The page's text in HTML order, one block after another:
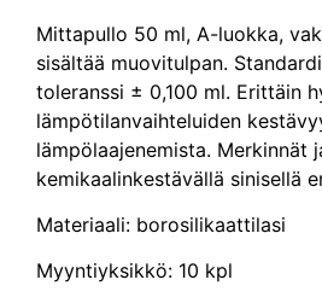
Mittapullo 50 ml, A-luokka,
sisältää muovitulpan.
toleranssi ± 0,100 ml. Erittäin
lämpötilanvaihteluiden
lämpölaajenemista. Merkinnät
kemikaalinkestävällä sinisellä
Materiaali: borosilikaattilasi
Myyntiyksikkö: 10 kpl